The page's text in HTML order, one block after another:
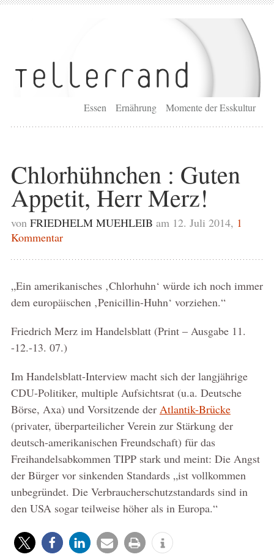
Essen Ernährung Momente der Esskultur
Chlorhühnchen : Guten
Appetit, Herr Merz!
von FRIEDHELM MUEHLEIB am 12. Juli 2014, 1
Kommentar
„Ein amerikanisches ‚Chlorhuhn‘ würde ich noch immer
dem europäischen ‚Penicillin-Huhn‘ vorziehen.“
Friedrich Merz im Handelsblatt (Print – Ausgabe 11.
-12.-13. 07.)
Im Handelsblatt-Interview macht sich der langjährige
CDU-Politiker, multiple Aufsichtsrat (u.a. Deutsche
Börse, Axa) und Vorsitzende der Atlantik-Brücke
(privater, überparteilicher Verein zur Stärkung der
deutsch-amerikanischen Freundschaft) für das
Freihandelsabkommen TIPP stark und meint: Die Angst
der Bürger vor sinkenden Standards „ist vollkommen
unbegründet. Die Verbraucherschutzstandards sind in
den USA sogar teilweise höher als in Europa.“